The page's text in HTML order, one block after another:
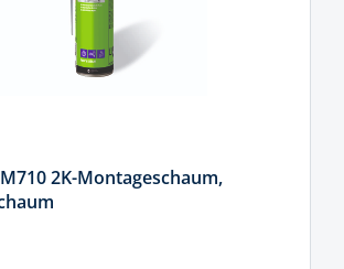
2K-Montageschaum,